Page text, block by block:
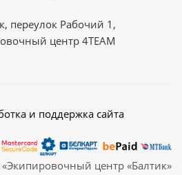
переулок Рабочий 1,
центр 4TEAM
и поддержка сайта
центр «Балтик»